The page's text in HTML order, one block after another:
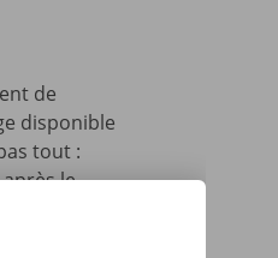
de
disponible
tout :
le
de